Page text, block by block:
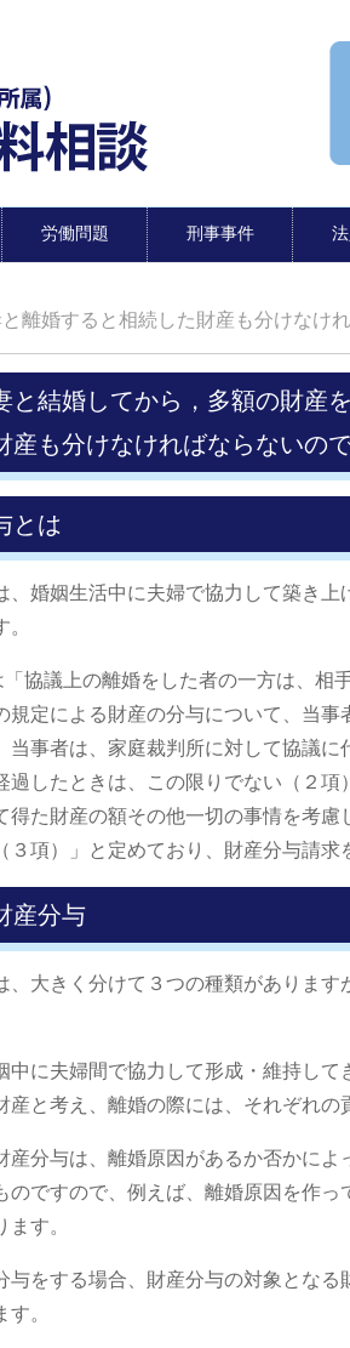
労働問題 刑事事件
離婚すると相続した財産も分けなけ
と結婚してから，多額の財産
産も分けなければならないの
とは
、婚姻生活中に夫婦で協力して築き
協議上の離婚をした者の一方は、相
規定による財産の分与について、当
当事者は、家庭裁判所に対して協議
過したときは、この限りでない（２
得た財産の額その他一切の事情を考
３項）」と定めており、財産分与請求
産分与
、大きく分けて３つの種類があります
中に夫婦間で協力して形成・維持し
産と考え、離婚の際には、それぞれの
産分与は、離婚原因があるか否かによ
のですので、例えば、離婚原因を作
ます。
与をする場合、財産分与の対象とな
。